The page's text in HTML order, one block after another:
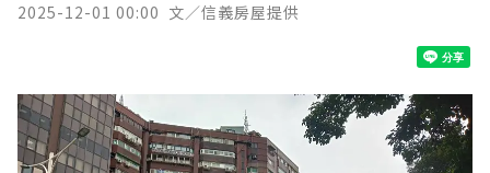
2025-12-01 00:00 文／信義房屋提供